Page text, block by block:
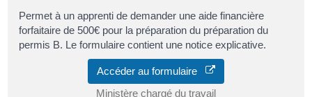
Permet à un apprenti de demander une aide financière
forfaitaire de 500€ pour la préparation du préparation du
permis B. Le formulaire contient une notice explicative.
Accéder au formulaire
Ministère chargé du travail